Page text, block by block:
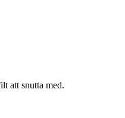
att snutta med.